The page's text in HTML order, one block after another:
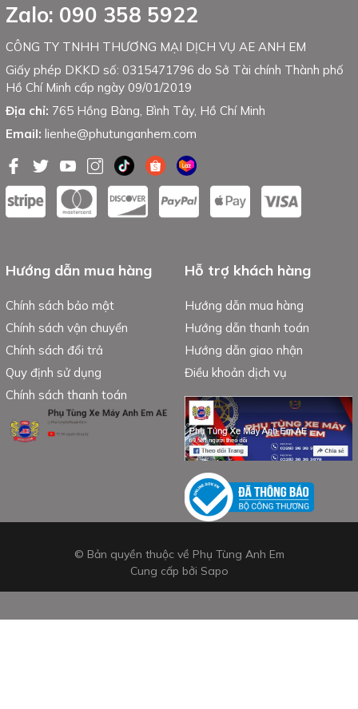
Zalo: 090 358 5922
CÔNG TY TNHH THƯƠNG MẠI DỊCH VỤ AE ANH EM
Giấy phép DKKD số: 0315471796 do Sở Tài chính Thành phố
Hồ Chí Minh cấp ngày 09/01/2019
Địa chỉ: 765 Hồng Bàng, Bình Tây, Hồ Chí Minh
Email: lienhe@phutunganhem.com
Hướng dẫn mua hàng
Chính sách bảo mật
Chính sách vận chuyển
Chính sách đổi trả
Quy định sử dụng
Chính sách thanh toán
Hỗ trợ khách hàng
Hướng dẫn mua hàng
Hướng dẫn thanh toán
Hướng dẫn giao nhận
Điều khoản dịch vụ
© Bản quyền thuộc về Phụ Tùng Anh Em
Cung cấp bởi Sapo